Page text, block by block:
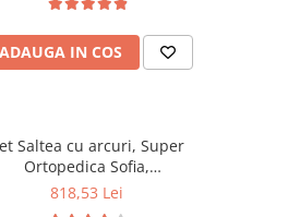
sistem aerisire cu
Saltex plus 2 perne
matlasate microfibra
lavabile la 60°C
ADAUGA IN COS
Saltea cu arcuri, Super
Ortopedica Sofia,
180x200x20cm, fermitate
818,53 Lei